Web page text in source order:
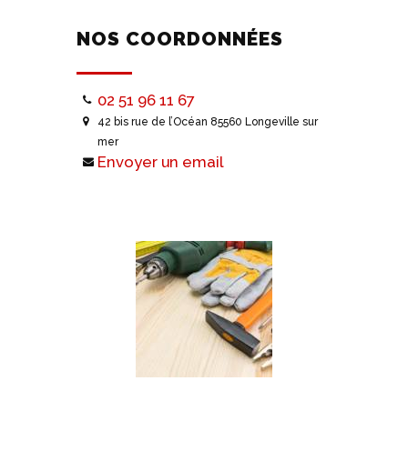
NOS COORDONNÉES
02 51 96 11 67
42 bis rue de l’Océan 85560 Longeville sur
mer
Envoyer un email